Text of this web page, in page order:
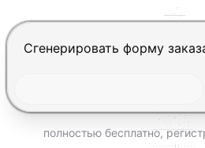
Нажмите Enter, чтобы
полностью бесплатно,